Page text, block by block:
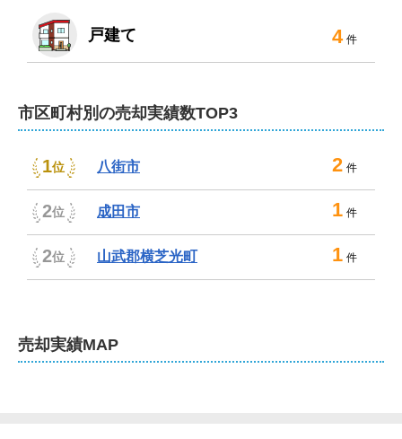
さらに、リフォームや解体工事、引越し業者や不用品処
分業者のご紹介、測量、インスペクション、瑕疵保険の
売主様のご負担を軽減できるよう尽力いたしますので、
何でもご相談ください。
お任せください！
弊社は、ファイナンシャルプランナーや弁護士、税理
士、司法書士、土地家屋調査士、建築士といった専門家
とも連携しております。
相続や離婚、任意売却、住み替え、空き家や事故物件の
戸建て 4 件
市区町村別の売却実績数TOP3
1位 八街市 2 件
2位 成田市 1 件
2位 山武郡横芝光町 1 件
売却実績MAP